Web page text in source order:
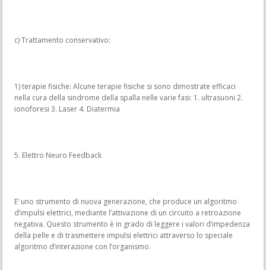
c) Trattamento conservativo:
1) terapie fisiche: Alcune terapie fisiche si sono dimostrate efficaci
nella cura della sindrome della spalla nelle varie fasi: 1. ultrasuoni 2.
ionoforesi 3. Laser 4. Diatermia
5. Elettro Neuro Feedback
E’ uno strumento di nuova generazione, che produce un algoritmo
d’impulsi elettrici, mediante l’attivazione di un circuito a retroazione
negativa. Questo strumento è in grado di leggere i valori d’impedenza
della pelle e di trasmettere impulsi elettrici attraverso lo speciale
algoritmo d’interazione con l’organismo.